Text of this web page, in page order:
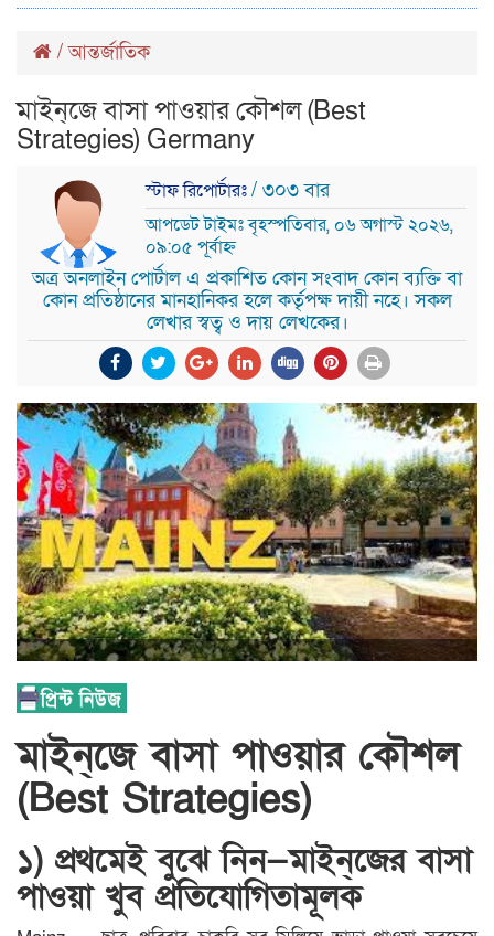
/আন্তর্জাতিক
মাইন্‌জে বাসা পাওয়ার কৌশল (Best
Strategies) Germany
স্টাফ রিপোর্টারঃ/ ৩০৩ বার
আপডেট টাইমঃ বৃহস্পতিবার, ০৬ অগাস্ট ২০২৬,
০৯:০৫ পূর্বাহ্ন
অত্র অনলাইন পোর্টাল এ প্রকাশিত কোন সংবাদ কোন ব্যক্তি বা
কোন প্রতিষ্ঠানের মানহানিকর হলে কর্তৃপক্ষ দায়ী নহে। সকল
লেখার স্বত্ব ও দায় লেখকের।
মাইন্‌জে বাসা পাওয়ার কৌশল
(Best Strategies)
১) প্রথমেই বুঝে নিন—মাইন্‌জের বাসা
পাওয়া খুব প্রতিযোগিতামূলক